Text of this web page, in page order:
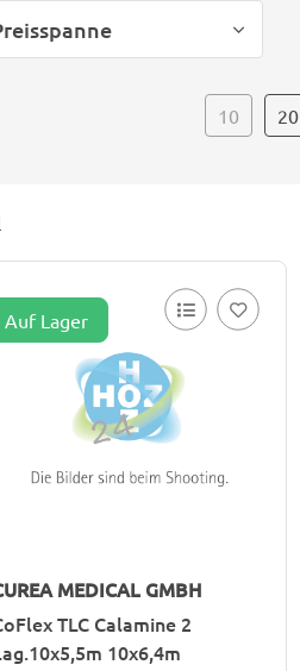
10 20
Auf Lager
MEDICAL GMBH
TLC Calamine 2
10x6,4m